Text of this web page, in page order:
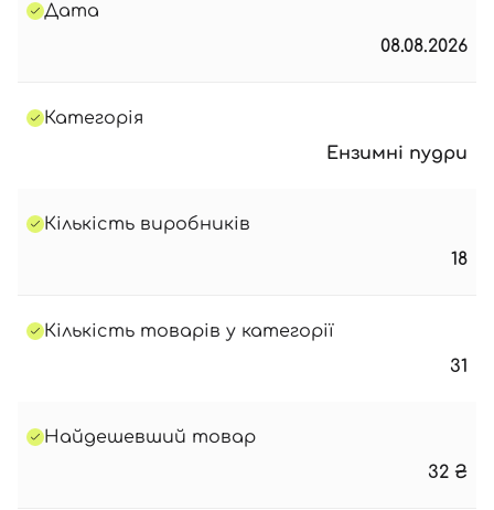
Дата
08.08.2026
Категорія
Ензимні пудри
Кількість виробників
18
Кількість товарів у категорії
31
Найдешевший товар
32 ₴